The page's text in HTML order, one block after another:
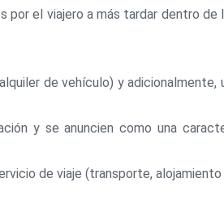
el viajero a más tardar dentro de
de vehículo) y adicionalmente,
y se anuncien como una
de viaje (transporte,